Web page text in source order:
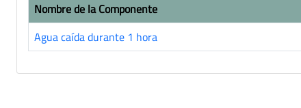
Nombre de la Componente
Agua caída durante 1 hora